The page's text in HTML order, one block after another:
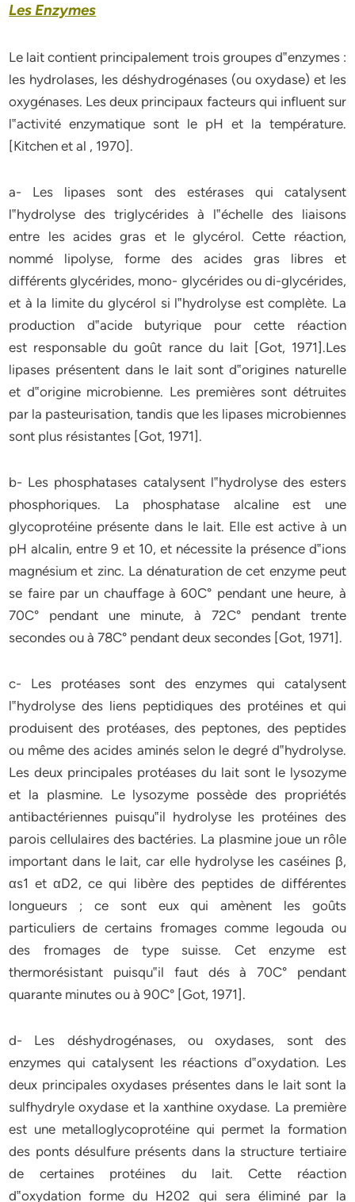
Les Enzymes
Le lait contient principalement trois groupes d‟enzymes :
les hydrolases, les déshydrogénases (ou oxydase) et les
oxygénases. Les deux principaux facteurs qui influent sur
l‟activité enzymatique sont le pH et la température.
[Kitchen et al , 1970] .
a- Les lipases sont des estérases qui catalysent
l‟hydrolyse des triglycérides à l‟échelle des liaisons
entre les acides gras et le glycérol. Cette réaction,
nommé lipolyse, forme des acides gras libres et
différents glycérides, mono- glycérides ou di-glycérides,
et à la limite du glycérol si l‟hydrolyse est complète. La
production d‟acide butyrique pour cette réaction
est responsable du goût rance du lait [Got, 1971] .Les
lipases présentent dans le lait sont d‟origines naturelle
et d‟origine microbienne. Les premières sont détruites
par la pasteurisation, tandis que les lipases microbiennes
sont plus résistantes [Got, 1971] .
b- Les phosphatases catalysent l‟hydrolyse des esters
phosphoriques. La phosphatase alcaline est une
glycoprotéine présente dans le lait. Elle est active à un
pH alcalin, entre 9 et 10, et nécessite la présence d‟ions
magnésium et zinc. La dénaturation de cet enzyme peut
se faire par un chauffage à 60C° pendant une heure, à
70C° pendant une minute, à 72C° pendant trente
secondes ou à 78C° pendant deux secondes [Got, 1971] .
c- Les protéases sont des enzymes qui catalysent
l‟hydrolyse des liens peptidiques des protéines et qui
produisent des protéases, des peptones, des peptides
ou même des acides aminés selon le degré d‟hydrolyse.
Les deux principales protéases du lait sont le lysozyme
et la plasmine. Le lysozyme possède des propriétés
antibactériennes puisqu‟il hydrolyse les protéines des
parois cellulaires des bactéries. La plasmine joue un rôle
important dans le lait, car elle hydrolyse les caséines β,
αs1 et αD2, ce qui libère des peptides de différentes
longueurs ; ce sont eux qui amènent les goûts
particuliers de certains fromages comme legouda ou
des fromages de type suisse. Cet enzyme est
thermorésistant puisqu‟il faut dés à 70C° pendant
quarante minutes ou à 90C° [Got, 1971] .
d- Les déshydrogénases, ou oxydases, sont des
enzymes qui catalysent les réactions d‟oxydation. Les
deux principales oxydases présentes dans le lait sont la
sulfhydryle oxydase et la xanthine oxydase. La première
est une metalloglycoprotéine qui permet la formation
des ponts désulfure présents dans la structure tertiaire
de certaines protéines du lait. Cette réaction
d‟oxydation forme du H202 qui sera éliminé par la